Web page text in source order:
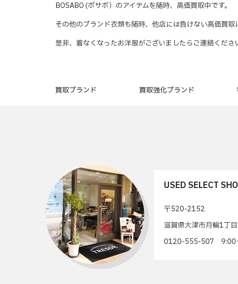
BOSABO (ボサボ）のアイテムを随時、高価買取中です。
その他のブランド衣類も随時、他店には負けない高価買取
是非、着なくなったお洋服がございましたらご連絡くださ
買取ブランド 買取強化ブランド
USED SELECT
〒520-2152
滋賀県大津市月輪1丁
0120-555-507 9:00